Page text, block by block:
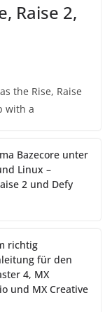
Raise 2,
the Rise, Raise
with a
Bazecore unter
Linux –
2 und Defy
richtig
für den
4, MX
und MX Creative